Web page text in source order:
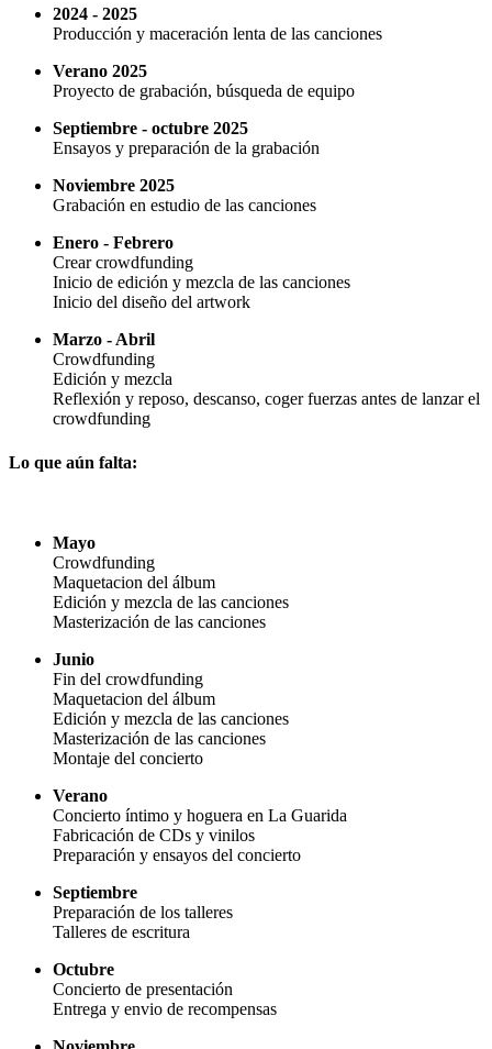
2024 - 2025
Producción y maceración lenta de las canciones
Verano 2025
Proyecto de grabación, búsqueda de equipo
Septiembre - octubre 2025
Ensayos y preparación de la grabación
Noviembre 2025
Grabación en estudio de las canciones
Enero - Febrero
Crear crowdfunding
Inicio de edición y mezcla de las canciones
Inicio del diseño del artwork
Marzo - Abril
Crowdfunding
Edición y mezcla
Reflexión y reposo, descanso, coger fuerzas antes de lanzar el
crowdfunding
Lo que aún falta:
Mayo
Crowdfunding
Maquetacion del álbum
Edición y mezcla de las canciones
Masterización de las canciones
Junio
Fin del crowdfunding
Maquetacion del álbum
Edición y mezcla de las canciones
Masterización de las canciones
Montaje del concierto
Verano
Concierto íntimo y hoguera en La Guarida
Fabricación de CDs y vinilos
Preparación y ensayos del concierto
Septiembre
Preparación de los talleres
Talleres de escritura
Octubre
Concierto de presentación
Entrega y envio de recompensas